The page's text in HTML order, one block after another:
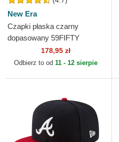
New Era
Czapki płaska czarny
dopasowany 59FIFTY
Essential Atlanta Braves
MLB New Era
178,95 zł
Odbierz to od 11 - 12 sierpie